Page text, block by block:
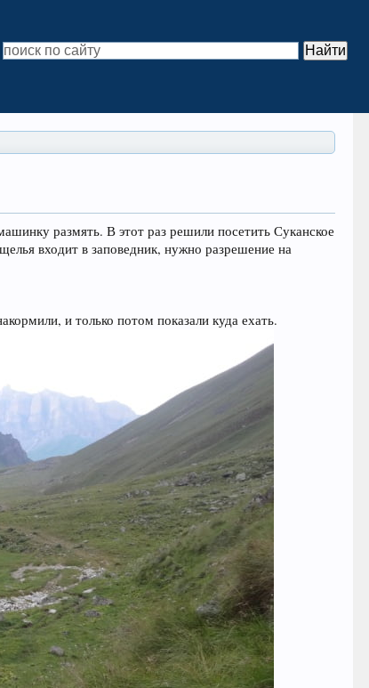
размять. В этот раз решили посетить Суканское
входит в заповедник, нужно разрешение на
и только потом показали куда ехать.